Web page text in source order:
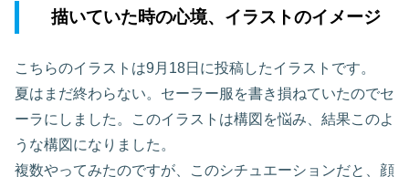
描いていた時の心境、イラストのイメージ
こちらのイラストは9月18日に投稿したイラストです。
夏はまだ終わらない。セーラー服を書き損ねていたのでセ
ーラにしました。このイラストは構図を悩み、結果このよ
うな構図になりました。
複数やってみたのですが、このシチュエーションだと、顔